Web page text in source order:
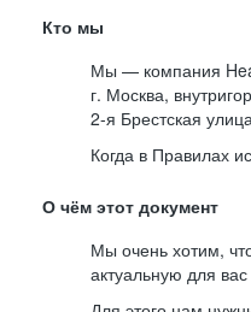
Кто мы
Мы — компания
г. Москва,
2-я Брестская
Когда в Правилах
О чём этот документ
Мы очень хотим,
актуальную для